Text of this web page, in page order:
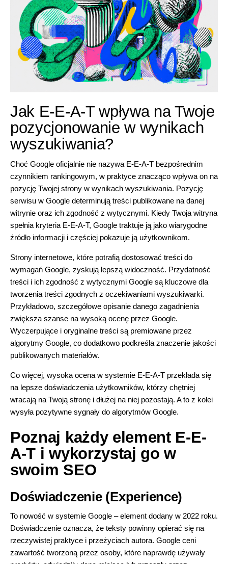
Jak E-E-A-T wpływa na Twoje
pozycjonowanie w wynikach
wyszukiwania?
Choć Google oficjalnie nie nazywa E-E-A-T bezpośrednim
czynnikiem rankingowym, w praktyce znacząco wpływa on na
pozycję Twojej strony w wynikach wyszukiwania. Pozycję
serwisu w Google determinują treści publikowane na danej
witrynie oraz ich zgodność z wytycznymi. Kiedy Twoja witryna
spełnia kryteria E-E-A-T, Google traktuje ją jako wiarygodne
źródło informacji i częściej pokazuje ją użytkownikom.
Strony internetowe, które potrafią dostosować treści do
wymagań Google, zyskują lepszą widoczność. Przydatność
treści i ich zgodność z wytycznymi Google są kluczowe dla
tworzenia treści zgodnych z oczekiwaniami wyszukiwarki.
Przykładowo, szczegółowe opisanie danego zagadnienia
zwiększa szanse na wysoką ocenę przez Google.
Wyczerpujące i oryginalne treści są premiowane przez
algorytmy Google, co dodatkowo podkreśla znaczenie jakości
publikowanych materiałów.
Co więcej, wysoka ocena w systemie E-E-A-T przekłada się
na lepsze doświadczenia użytkowników, którzy chętniej
wracają na Twoją stronę i dłużej na niej pozostają. A to z kolei
wysyła pozytywne sygnały do algorytmów Google.
Poznaj każdy element E-E-
A-T i wykorzystaj go w
swoim SEO
Doświadczenie (Experience)
To nowość w systemie Google – element dodany w 2022 roku.
Doświadczenie oznacza, że teksty powinny opierać się na
rzeczywistej praktyce i przeżyciach autora. Google ceni
zawartość tworzoną przez osoby, które naprawdę używały